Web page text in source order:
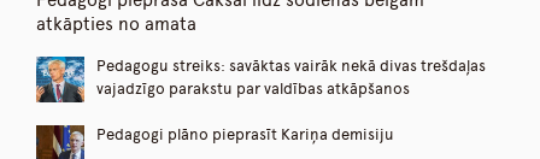
atkāpties no amata
Pedagogu streiks: savāktas vairāk nekā divas trešdaļas
vajadzīgo parakstu par valdības atkāpšanos
Pedagogi plāno pieprasīt Kariņa demisiju